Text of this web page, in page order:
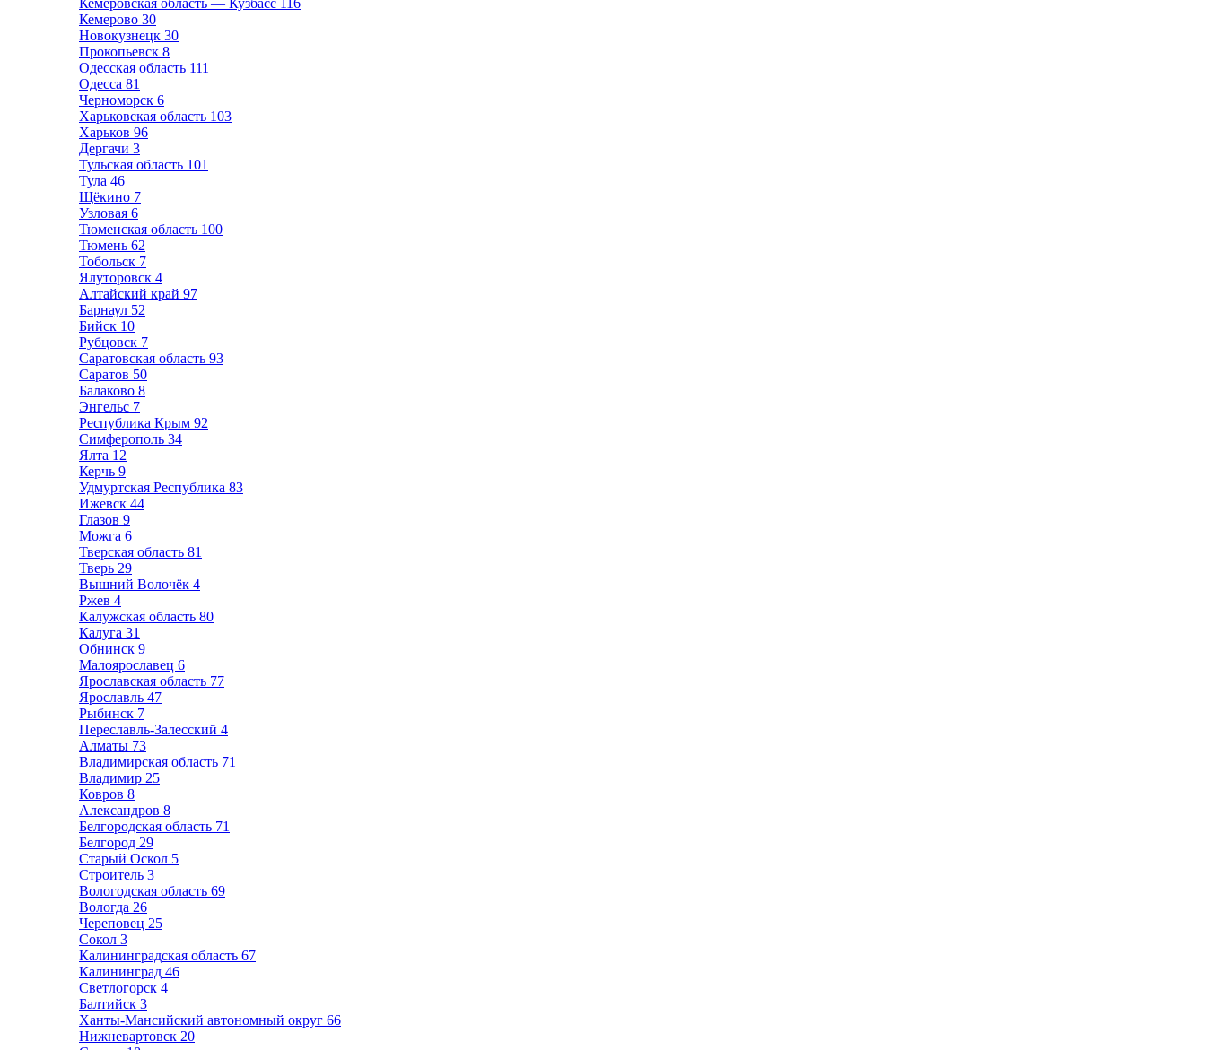
Кемеровская область — Кузбасс 116
Кемерово 30
Новокузнецк 30
Прокопьевск 8
Одесская область 111
Одесса 81
Черноморск 6
Харьковская область 103
Харьков 96
Дергачи 3
Тульская область 101
Тула 46
Щёкино 7
Узловая 6
Тюменская область 100
Тюмень 62
Тобольск 7
Ялуторовск 4
Алтайский край 97
Барнаул 52
Бийск 10
Рубцовск 7
Саратовская область 93
Саратов 50
Балаково 8
Энгельс 7
Республика Крым 92
Симферополь 34
Ялта 12
Керчь 9
Удмуртская Республика 83
Ижевск 44
Глазов 9
Можга 6
Тверская область 81
Тверь 29
Вышний Волочёк 4
Ржев 4
Калужская область 80
Калуга 31
Обнинск 9
Малоярославец 6
Ярославская область 77
Ярославль 47
Рыбинск 7
Переславль-Залесский 4
Алматы 73
Владимирская область 71
Владимир 25
Ковров 8
Александров 8
Белгородская область 71
Белгород 29
Старый Оскол 5
Строитель 3
Вологодская область 69
Вологда 26
Череповец 25
Сокол 3
Калининградская область 67
Калининград 46
Светлогорск 4
Балтийск 3
Ханты-Мансийский автономный округ 66
Нижневартовск 20